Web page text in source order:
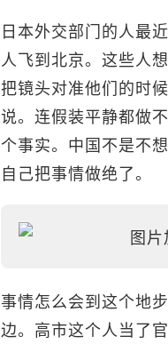
日本外交部门的人最
人飞到北京。这些人
把镜头对准他们的时
说。连假装平静都做
个事实。中国不是不
自己把事情做绝了。
事情怎么会到这个地
边。高市这个人当了